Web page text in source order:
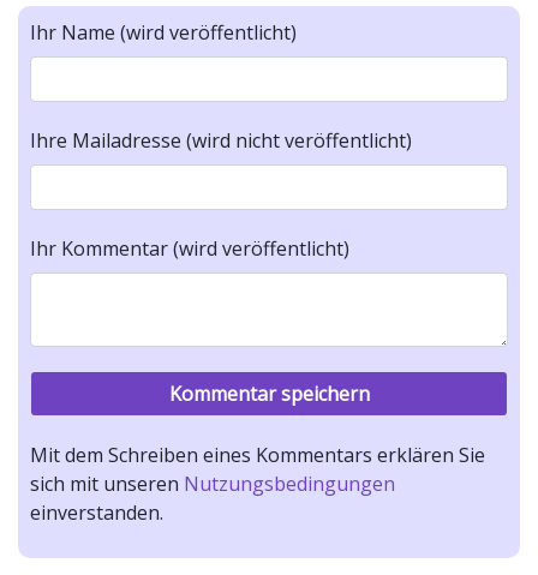
Ihr Name (wird veröffentlicht)
Ihre Mailadresse (wird nicht veröffentlicht)
Ihr Kommentar (wird veröffentlicht)
Mit dem Schreiben eines Kommentars erklären Sie
sich mit unseren Nutzungsbedingungen
einverstanden.